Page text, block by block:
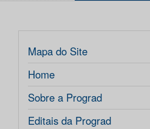
Mapa do Site
Home
Sobre a Prograd
Editais da Prograd